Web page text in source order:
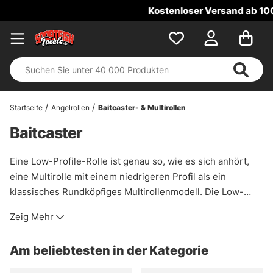
Kostenloser Versand ab 100 €!
Startseite Angelrollen Baitcaster- & Multirollen
Baitcaster
Eine Low-Profile-Rolle ist genau so, wie es sich anhört,
eine Multirolle mit einem niedrigeren Profil als ein
klassisches Rundköpfiges Multirollenmodell. Die Low-
Gewicht zu reduzieren. Gleichzeitig eignet sich eine Low-
kleinere Hände haben.
Zeig Mehr
Am beliebtesten in der Kategorie